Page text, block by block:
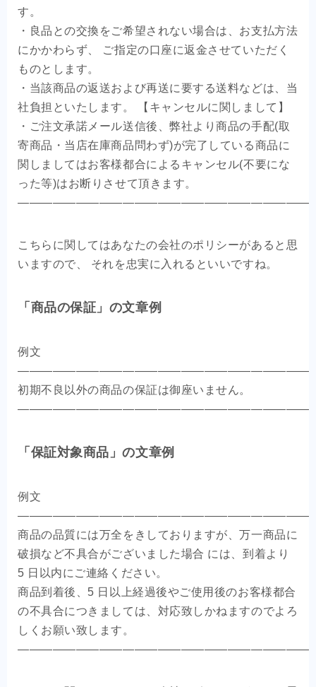
す。
・良品との交換をご希望されない場合は、お支払方法
にかかわらず、 ご指定の口座に返金させていただく
ものとします。
・当該商品の返送および再送に要する送料などは、当
社負担といたします。 【キャンセルに関しまして】
・ご注文承諾メール送信後、弊社より商品の手配(取
寄商品・当店在庫商品問わず)が完了している商品に
関しましてはお客様都合によるキャンセル(不要にな
った等)はお断りさせて頂きます。
こちらに関してはあなたの会社のポリシーがあると思
いますので、 それを忠実に入れるといいですね。
「商品の保証」の文章例
例文
—————————————————————————
初期不良以外の商品の保証は御座いません。
「保証対象商品」の文章例
例文
—————————————————————————
商品の品質には万全をきしておりますが、万一商品に
破損など不具合がございました場合 には、到着より
5 日以内にご連絡ください。
商品到着後、5 日以上経過後やご使用後のお客様都合
の不具合につきましては、対応致しかねますのでよろ
しくお願い致します。